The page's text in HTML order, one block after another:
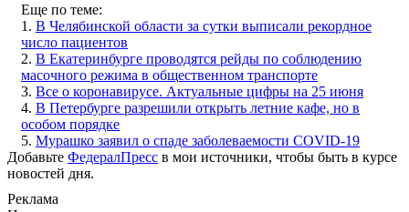
Еще по теме:
1. В Челябинской области за сутки выписали рекордное
число пациентов
2. В Екатеринбурге проводятся рейды по соблюдению
масочного режима в общественном транспорте
3. Все о коронавирусе. Актуальные цифры на 25 июня
4. В Петербурге разрешили открыть летние кафе, но в
особом порядке
5. Мурашко заявил о спаде заболеваемости COVID-19
Добавьте ФедералПресс в мои источники, чтобы быть в курсе
новостей дня.
Реклама